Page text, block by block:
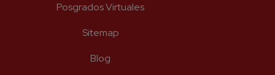
Posgrados Virtuales
Sitemap
Blog